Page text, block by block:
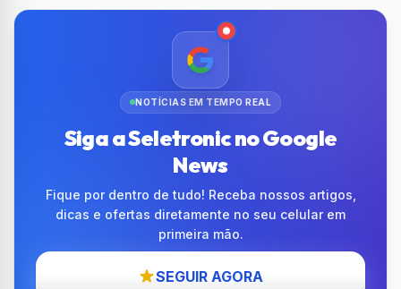
NOTÍCIAS EM TEMPO REAL
Siga a Seletronic no Google
News
Fique por dentro de tudo! Receba nossos artigos,
dicas e ofertas diretamente no seu celular em
primeira mão.
SEGUIR AGORA